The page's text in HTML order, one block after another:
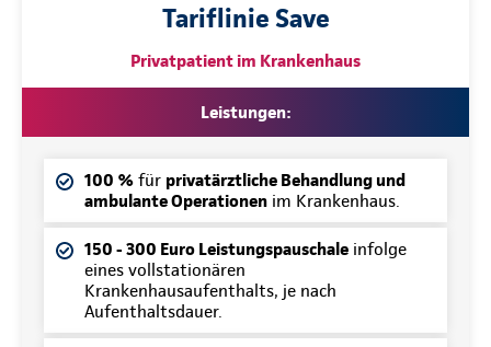
Tariflinie Save
Privatpatient im Krankenhaus
Leistungen:
100 % für privatärztliche Behandlung und
ambulante Operationen im Krankenhaus.
150 - 300 Euro Leistungspauschale infolge
eines vollstationären
Krankenhausaufenthalts, je nach
Aufenthaltsdauer.